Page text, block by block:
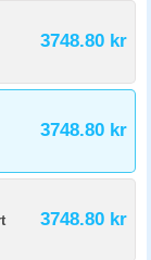
3748.80 kr
3748.80 kr
3748.80 kr